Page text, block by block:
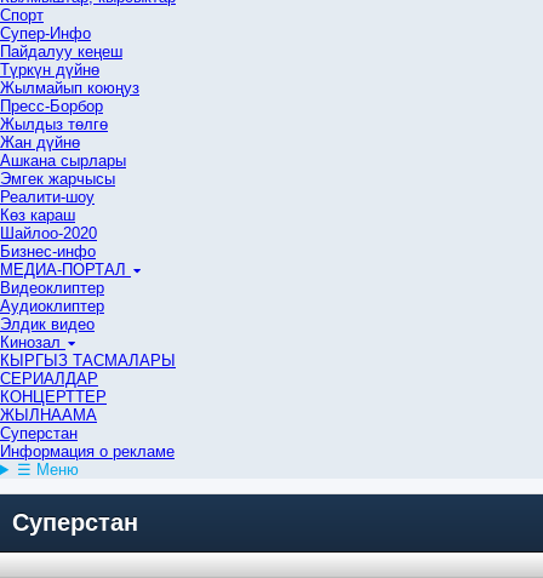
Спорт
Супер-Инфо
Пайдалуу кеңеш
Түркүн дүйнө
Жылмайып коюңуз
Пресс-Борбор
Жылдыз төлгө
Жан дүйнө
Ашкана сырлары
Эмгек жарчысы
Реалити-шоу
Көз караш
Шайлоо-2020
Бизнес-инфо
МЕДИА-ПОРТАЛ
Видеоклиптер
Аудиоклиптер
Элдик видео
Кинозал
КЫРГЫЗ ТАСМАЛАРЫ
СЕРИАЛДАР
КОНЦЕРТТЕР
ЖЫЛНААМА
Суперстан
Информация о рекламе
☰ Меню
Суперстан